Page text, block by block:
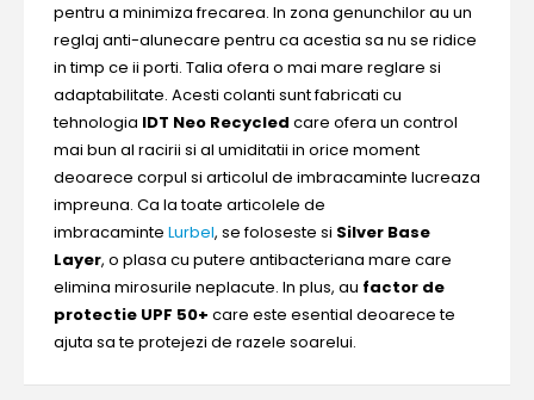
pentru a minimiza frecarea. In zona genunchilor au un
reglaj anti-alunecare pentru ca acestia sa nu se ridice
in timp ce ii porti. Talia ofera o mai mare reglare si
adaptabilitate. Acesti colanti sunt fabricati cu
tehnologia IDT Neo Recycled care ofera un control
mai bun al racirii si al umiditatii in orice moment
deoarece corpul si articolul de imbracaminte lucreaza
impreuna. Ca la toate articolele de
imbracaminte Lurbel, se foloseste si Silver Base
Layer, o plasa cu putere antibacteriana mare care
elimina mirosurile neplacute. In plus, au factor de
protectie UPF 50+ care este esential deoarece te
ajuta sa te protejezi de razele soarelui.